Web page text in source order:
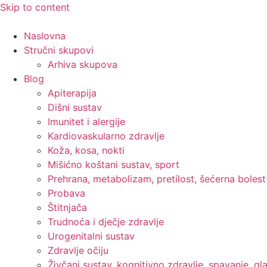
Skip to content
Naslovna
Stručni skupovi
Arhiva skupova
Blog
Apiterapija
Dišni sustav
Imunitet i alergije
Kardiovaskularno zdravlje
Koža, kosa, nokti
Mišićno koštani sustav, sport
Prehrana, metabolizam, pretilost, šećerna bolest
Probava
Štitnjača
Trudnoća i dječje zdravlje
Urogenitalni sustav
Zdravlje očiju
Živčani sustav, kognitivno zdravlje, spavanje,